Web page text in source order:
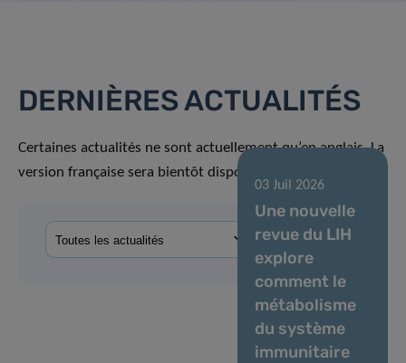
DERNIÈRES ACTUALITÉS
Certaines actualités ne sont actuellement qu’en anglais. La
version française sera bientôt disponible.
03 Juil 2026
Une nouvelle
revue du LIH
explore
comment le
métabolisme
du système
immunitaire